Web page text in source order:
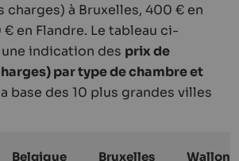
charges) à Bruxelles, 400 € en
en Flandre. Le tableau ci-
indication des prix de
par type de chambre et
base des 10 plus grandes villes
Belgique Bruxelles